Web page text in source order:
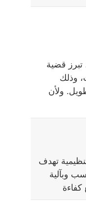
تبرز قضية
وذلك
ولأن
تهدف
وبآلية